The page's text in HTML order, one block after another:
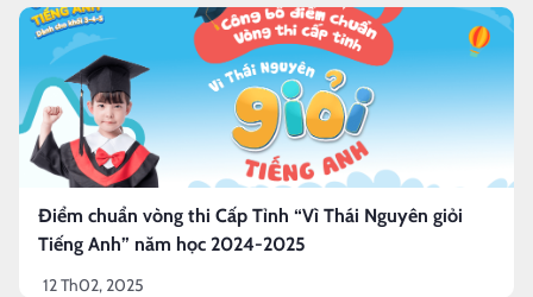
Điểm chuẩn vòng thi Cấp Tỉnh “Vì Thái Nguyên giỏi
Tiếng Anh” năm học 2024-2025
12 Th02, 2025